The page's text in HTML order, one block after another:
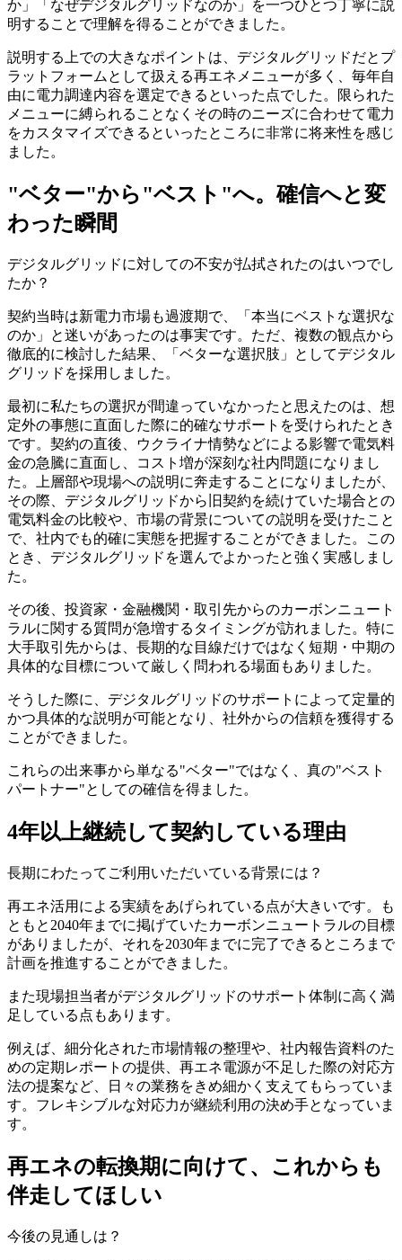
か」「なぜデジタルグリッドなのか」を一つひとつ丁寧に説
明することで理解を得ることができました。
説明する上での大きなポイントは、デジタルグリッドだとプ
ラットフォームとして扱える再エネメニューが多く、毎年自
由に電力調達内容を選定できるといった点でした。限られた
メニューに縛られることなくその時のニーズに合わせて電力
をカスタマイズできるといったところに非常に将来性を感じ
ました。
"ベター"から"ベスト"へ。確信へと変
わった瞬間
デジタルグリッドに対しての不安が払拭されたのはいつでし
たか？
契約当時は新電力市場も過渡期で、「本当にベストな選択な
のか」と迷いがあったのは事実です。ただ、複数の観点から
徹底的に検討した結果、「ベターな選択肢」としてデジタル
グリッドを採用しました。
最初に私たちの選択が間違っていなかったと思えたのは、想
定外の事態に直面した際に的確なサポートを受けられたとき
です。契約の直後、ウクライナ情勢などによる影響で電気料
金の急騰に直面し、コスト増が深刻な社内問題になりまし
た。上層部や現場への説明に奔走することになりましたが、
その際、デジタルグリッドから旧契約を続けていた場合との
電気料金の比較や、市場の背景についての説明を受けたこと
で、社内でも的確に実態を把握することができました。この
とき、デジタルグリッドを選んでよかったと強く実感しまし
た。
その後、投資家・金融機関・取引先からのカーボンニュート
ラルに関する質問が急増するタイミングが訪れました。特に
大手取引先からは、長期的な目線だけではなく短期・中期の
具体的な目標について厳しく問われる場面もありました。
そうした際に、デジタルグリッドのサポートによって定量的
かつ具体的な説明が可能となり、社外からの信頼を獲得する
ことができました。
これらの出来事から単なる"ベター"ではなく、真の"ベスト
パートナー"としての確信を得ました。
4年以上継続して契約している理由
長期にわたってご利用いただいている背景には？
再エネ活用による実績をあげられている点が大きいです。も
ともと2040年までに掲げていたカーボンニュートラルの目標
がありましたが、それを2030年までに完了できるところまで
計画を推進することができました。
また現場担当者がデジタルグリッドのサポート体制に高く満
足している点もあります。
例えば、細分化された市場情報の整理や、社内報告資料のた
めの定期レポートの提供、再エネ電源が不足した際の対応方
法の提案など、日々の業務をきめ細かく支えてもらっていま
す。フレキシブルな対応力が継続利用の決め手となっていま
す。
再エネの転換期に向けて、これからも
伴走してほしい
今後の見通しは？